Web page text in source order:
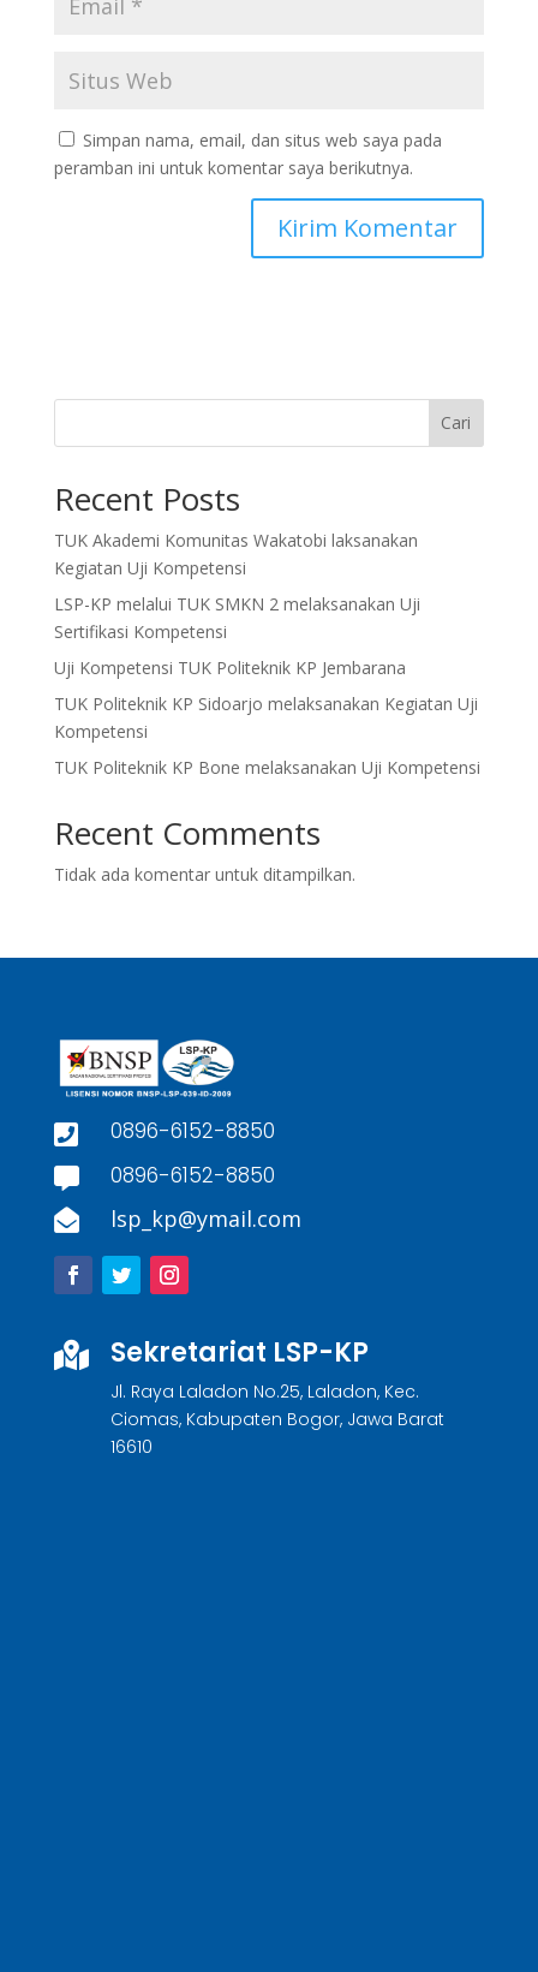
Simpan nama, email, dan situs web saya pada
peramban ini untuk komentar saya berikutnya.
Cari
Recent Posts
TUK Akademi Komunitas Wakatobi laksanakan
Kegiatan Uji Kompetensi
LSP-KP melalui TUK SMKN 2 melaksanakan Uji
Sertifikasi Kompetensi
Uji Kompetensi TUK Politeknik KP Jembarana
TUK Politeknik KP Sidoarjo melaksanakan Kegiatan Uji
Kompetensi
TUK Politeknik KP Bone melaksanakan Uji Kompetensi
Recent Comments
Tidak ada komentar untuk ditampilkan.
 0896-6152-8850
 0896-6152-8850
 lsp_kp@ymail.com
 Sekretariat LSP-KP
Jl. Raya Laladon No.25, Laladon, Kec.
Ciomas, Kabupaten Bogor, Jawa Barat
16610